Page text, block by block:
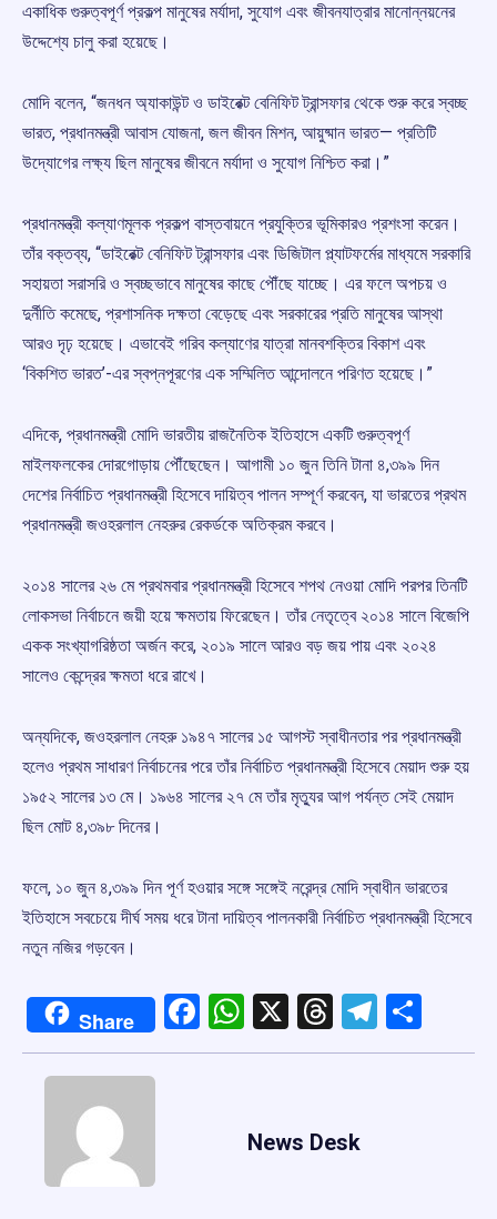
একাধিক গুরুত্বপূর্ণ প্রকল্প মানুষের মর্যাদা, সুযোগ এবং জীবনযাত্রার মানোন্নয়নের
উদ্দেশ্যে চালু করা হয়েছে।
মোদি বলেন, “জনধন অ্যাকাউন্ট ও ডাইরেক্ট বেনিফিট ট্রান্সফার থেকে শুরু করে স্বচ্ছ
ভারত, প্রধানমন্ত্রী আবাস যোজনা, জল জীবন মিশন, আয়ুষ্মান ভারত— প্রতিটি
উদ্যোগের লক্ষ্য ছিল মানুষের জীবনে মর্যাদা ও সুযোগ নিশ্চিত করা।”
প্রধানমন্ত্রী কল্যাণমূলক প্রকল্প বাস্তবায়নে প্রযুক্তির ভূমিকারও প্রশংসা করেন।
তাঁর বক্তব্য, “ডাইরেক্ট বেনিফিট ট্রান্সফার এবং ডিজিটাল প্ল্যাটফর্মের মাধ্যমে সরকারি
সহায়তা সরাসরি ও স্বচ্ছভাবে মানুষের কাছে পৌঁছে যাচ্ছে। এর ফলে অপচয় ও
দুর্নীতি কমেছে, প্রশাসনিক দক্ষতা বেড়েছে এবং সরকারের প্রতি মানুষের আস্থা
আরও দৃঢ় হয়েছে। এভাবেই গরিব কল্যাণের যাত্রা মানবশক্তির বিকাশ এবং
‘বিকশিত ভারত’-এর স্বপ্নপূরণের এক সম্মিলিত আন্দোলনে পরিণত হয়েছে।”
এদিকে, প্রধানমন্ত্রী মোদি ভারতীয় রাজনৈতিক ইতিহাসে একটি গুরুত্বপূর্ণ
মাইলফলকের দোরগোড়ায় পৌঁছেছেন। আগামী ১০ জুন তিনি টানা ৪,৩৯৯ দিন
দেশের নির্বাচিত প্রধানমন্ত্রী হিসেবে দায়িত্ব পালন সম্পূর্ণ করবেন, যা ভারতের প্রথম
প্রধানমন্ত্রী জওহরলাল নেহরুর রেকর্ডকে অতিক্রম করবে।
২০১৪ সালের ২৬ মে প্রথমবার প্রধানমন্ত্রী হিসেবে শপথ নেওয়া মোদি পরপর তিনটি
লোকসভা নির্বাচনে জয়ী হয়ে ক্ষমতায় ফিরেছেন। তাঁর নেতৃত্বে ২০১৪ সালে বিজেপি
একক সংখ্যাগরিষ্ঠতা অর্জন করে, ২০১৯ সালে আরও বড় জয় পায় এবং ২০২৪
সালেও কেন্দ্রের ক্ষমতা ধরে রাখে।
অন্যদিকে, জওহরলাল নেহরু ১৯৪৭ সালের ১৫ আগস্ট স্বাধীনতার পর প্রধানমন্ত্রী
হলেও প্রথম সাধারণ নির্বাচনের পরে তাঁর নির্বাচিত প্রধানমন্ত্রী হিসেবে মেয়াদ শুরু হয়
১৯৫২ সালের ১৩ মে। ১৯৬৪ সালের ২৭ মে তাঁর মৃত্যুর আগ পর্যন্ত সেই মেয়াদ
ছিল মোট ৪,৩৯৮ দিনের।
ফলে, ১০ জুন ৪,৩৯৯ দিন পূর্ণ হওয়ার সঙ্গে সঙ্গেই নরেন্দ্র মোদি স্বাধীন ভারতের
ইতিহাসে সবচেয়ে দীর্ঘ সময় ধরে টানা দায়িত্ব পালনকারী নির্বাচিত প্রধানমন্ত্রী হিসেবে
নতুন নজির গড়বেন।
Share Facebook
WhatsApp
X Threads
News Desk